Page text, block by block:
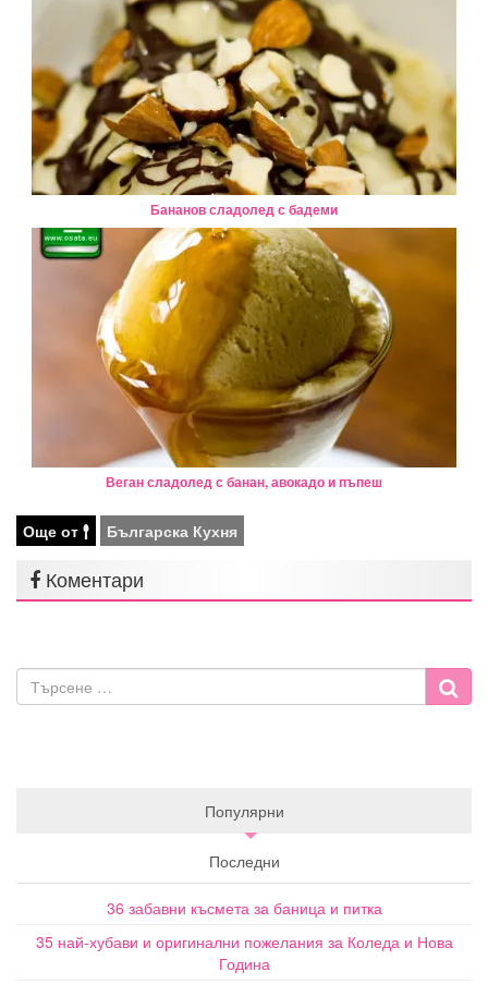
Бананов сладолед с бадеми
Веган сладолед с банан, авокадо и пъпеш
Още от Българска Кухня
Коментари
Популярни
Последни
36 забавни късмета за баница и питка
35 най-хубави и оригинални пожелания за Коледа и Нова
Година